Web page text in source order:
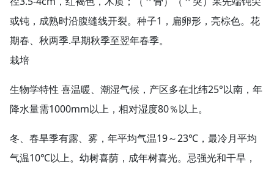
或钝，成熟时沿腹缝线开裂。种子1，扁卵形，亮棕色。花
期春、秋两季.早期秋季至翌年春季。
栽培
生物学特性 喜温暖、潮湿气候，产区多在北纬25°以南，年
降水量需1000mm以上，相对湿度80％以上。
冬、春旱季有露、雾，年平均气温19～23℃，最冷月平均
气温10℃以上。幼树喜荫，成年树喜光。忌强光和干旱，